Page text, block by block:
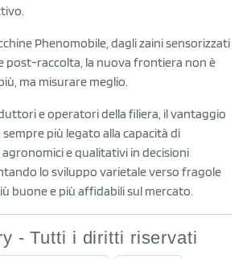
Phenomobile, dagli zaini sensorizzati
post-raccolta, la nuova frontiera non è
ma misurare meglio.
e operatori della filiera, il vantaggio
più legato alla capacità di
e qualitativi in decisioni
lo sviluppo varietale verso fragole
buone e più affidabili sul mercato.
- Tutti i diritti riservati